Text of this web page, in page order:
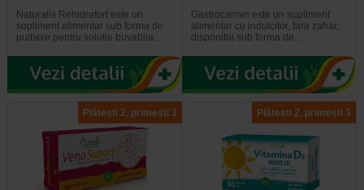
Naturalis Rehidrafort este un
supliment alimentar sub forma de
pulbere pentru solutie buvabila…
Gastrocalmin este un supliment
alimentar cu indulcitor, fara zahar,
disponibil sub forma de…
Plătești 2, primești 3 Plătești 2, primești 3